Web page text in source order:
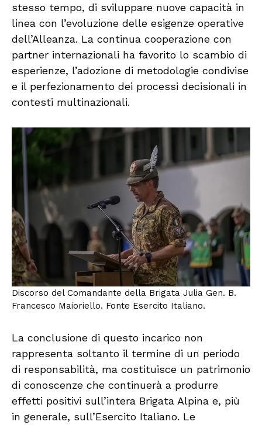
stesso tempo, di sviluppare nuove capacità in
linea con l’evoluzione delle esigenze operative
dell’Alleanza. La continua cooperazione con
partner internazionali ha favorito lo scambio di
esperienze, l’adozione di metodologie condivise
e il perfezionamento dei processi decisionali in
contesti multinazionali.
Discorso del Comandante della Brigata Julia Gen. B.
Francesco Maioriello. Fonte Esercito Italiano.
La conclusione di questo incarico non
rappresenta soltanto il termine di un periodo
di responsabilità, ma costituisce un patrimonio
di conoscenze che continuerà a produrre
effetti positivi sull’intera Brigata Alpina e, più
in generale, sull’Esercito Italiano. Le